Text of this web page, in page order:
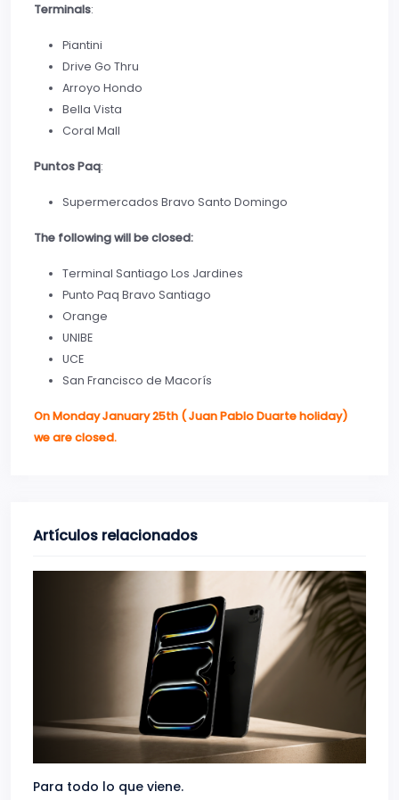
Terminals:
Piantini
Drive Go Thru
Arroyo Hondo
Bella Vista
Coral Mall
Puntos Paq:
Supermercados Bravo Santo Domingo
The following will be closed:
Terminal Santiago Los Jardines
Punto Paq Bravo Santiago
Orange
UNIBE
UCE
San Francisco de Macorís
On Monday January 25th ( Juan Pablo Duarte holiday)
we are closed.
Artículos relacionados
Para todo lo que viene.